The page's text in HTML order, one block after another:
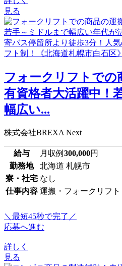
見る
フォークリフトでの
有資格者大活躍中！
幅広い...
株式会社BREXA Next
給与 月収例 300,000円
勤務地
北海道 札幌市
寮・社宅 なし
仕事内容 運搬・フォークリフ
＼最短45秒で完了／
応募へ進む
詳しく
見る